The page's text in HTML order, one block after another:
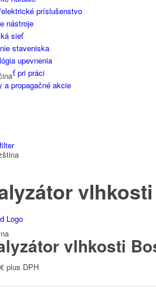
príslušenstvo
nástroje
sieť
staveniska
upevnenia
pri práci
a propagačné akcie
vlhkosti
vlhkosti
€ plus DPH